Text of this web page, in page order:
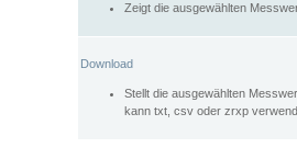
Zeigt die ausgewählten
Download
Stellt die ausgewählten
kann txt, csv oder zrxp